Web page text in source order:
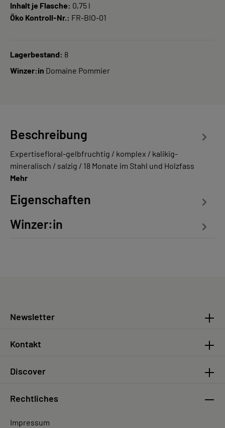
Inhalt je Flasche: 0,75 l
Öko Kontroll-Nr.: FR-BIO-01
Lagerbestand: 8
Winzer:in Domaine Pommier
Beschreibung
Expertisefloral-gelbfruchtig / komplex / kalikig-
mineralisch / salzig / 18 Monate im Stahl und Holzfass
Mehr
Eigenschaften
Winzer:in
Newsletter
Discover
Kontakt
Rechtliches
Impressum